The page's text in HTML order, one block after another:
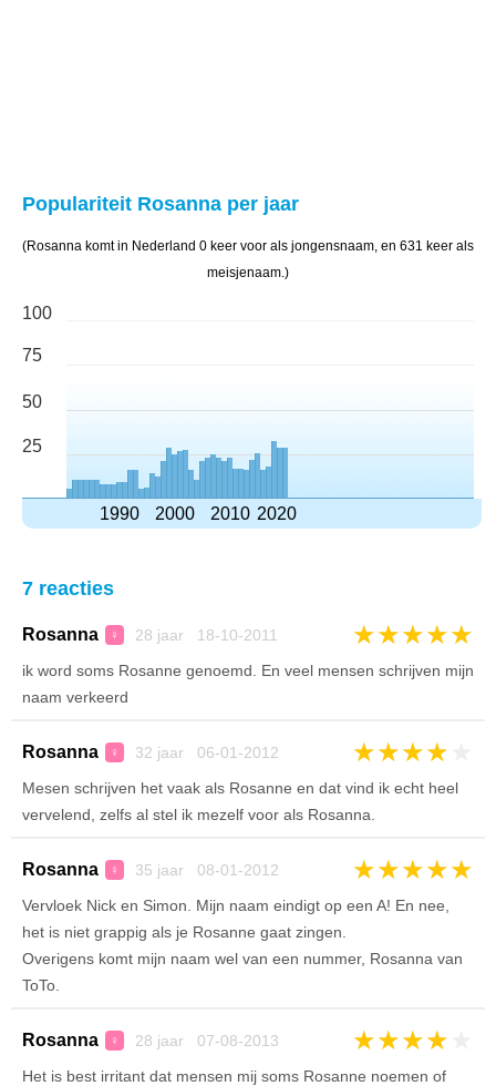
Populariteit Rosanna per jaar
(Rosanna komt in Nederland 0 keer voor als jongensnaam, en 631 keer als
meisjenaam.)
100
75
50
25
1990 2000 2010 2020
7 reacties
Rosanna ♀ 28 jaar 18-10-2011 ★★★★★
ik word soms Rosanne genoemd. En veel mensen schrijven mijn
naam verkeerd
Rosanna ♀ 32 jaar 06-01-2012 ★★★★
Mesen schrijven het vaak als Rosanne en dat vind ik echt heel
vervelend, zelfs al stel ik mezelf voor als Rosanna.
Rosanna ♀ 35 jaar 08-01-2012 ★★★★★
Vervloek Nick en Simon. Mijn naam eindigt op een A! En nee,
het is niet grappig als je Rosanne gaat zingen.
Overigens komt mijn naam wel van een nummer, Rosanna van
ToTo.
Rosanna ♀ 28 jaar 07-08-2013 ★★★★
Het is best irritant dat mensen mij soms Rosanne noemen of